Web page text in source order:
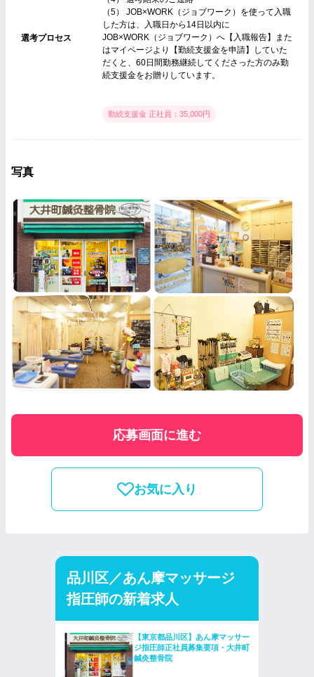
選考プロセス
（5） JOB×WORK（ジョブワーク）を使って入職
した方は、入職日から14日以内に
JOB×WORK（ジョブワーク）へ【入職報告】また
はマイページより【勤続支援金を申請】していた
だくと、60日間勤務継続してくださった方のみ勤
続支援金をお贈りしています。
勤続支援金 正社員：35,000円
写真
応募画面に進む
お気に入り
品川区／あん摩マッサージ
指圧師の新着求人
【東京都品川区】あん摩マッサー
ジ指圧師正社員募集要項・大井町
鍼灸整骨院